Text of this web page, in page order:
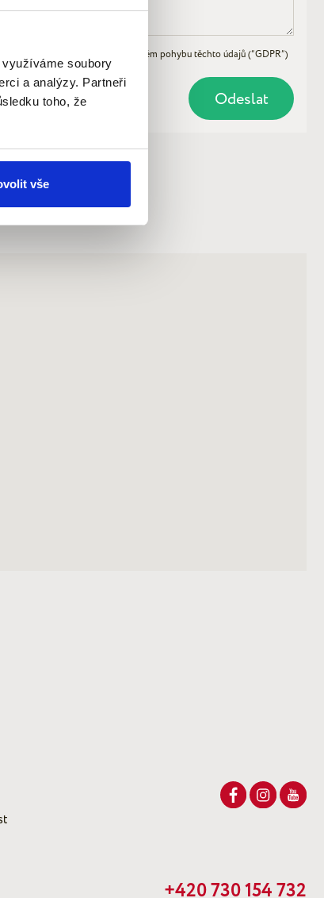
soubory
a analýzy. Partneři
toho, že
vše
osobních údajů a o volném pohybu těchto údajů (“GDPR”)
+420 730 154 732